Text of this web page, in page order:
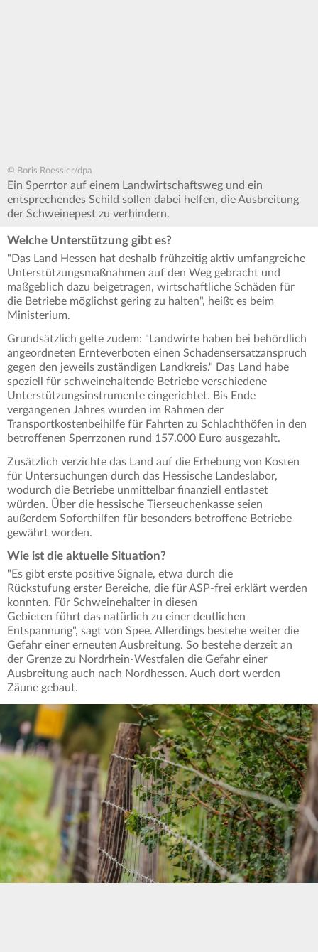
© Boris Roessler/dpa
Ein Sperrtor auf einem Landwirtschaftsweg und ein
entsprechendes Schild sollen dabei helfen, die Ausbreitung
der Schweinepest zu verhindern.
Welche Unterstützung gibt es?
"Das Land Hessen hat deshalb frühzeitig aktiv umfangreiche
Unterstützungsmaßnahmen auf den Weg gebracht und
maßgeblich dazu beigetragen, wirtschaftliche Schäden für
die Betriebe möglichst gering zu halten", heißt es beim
Ministerium.
Grundsätzlich gelte zudem: "Landwirte haben bei behördlich
angeordneten Ernteverboten einen Schadensersatzanspruch
gegen den jeweils zuständigen Landkreis." Das Land habe
speziell für schweinehaltende Betriebe verschiedene
Unterstützungsinstrumente eingerichtet. Bis Ende
vergangenen Jahres wurden im Rahmen der
Transportkostenbeihilfe für Fahrten zu Schlachthöfen in den
betroffenen Sperrzonen rund 157.000 Euro ausgezahlt.
Zusätzlich verzichte das Land auf die Erhebung von Kosten
für Untersuchungen durch das Hessische Landeslabor,
wodurch die Betriebe unmittelbar finanziell entlastet
würden. Über die hessische Tierseuchenkasse seien
außerdem Soforthilfen für besonders betroffene Betriebe
gewährt worden.
Wie ist die aktuelle Situation?
"Es gibt erste positive Signale, etwa durch die
Rückstufung erster Bereiche, die für ASP-frei erklärt werden
konnten. Für Schweinehalter in diesen
Gebieten führt das natürlich zu einer deutlichen
Entspannung", sagt von Spee. Allerdings bestehe weiter die
Gefahr einer erneuten Ausbreitung. So bestehe derzeit an
der Grenze zu Nordrhein-Westfalen die Gefahr einer
Ausbreitung auch nach Nordhessen. Auch dort werden
Zäune gebaut.